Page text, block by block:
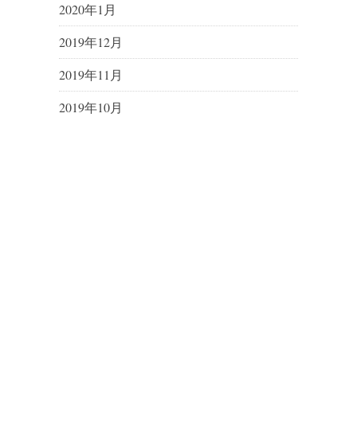
2020年1月
2019年12月
2019年11月
2019年10月